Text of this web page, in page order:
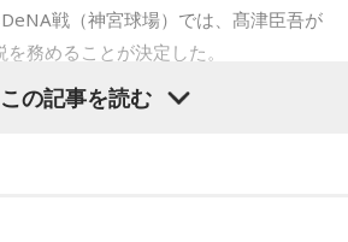
したたかな悪魔」
の存在」を暗示しています。あなたは
何よりまず自分を守り抜く、利己的な
戦（神宮球場）では、髙津臣吾が
務めることが決定した。
この記事を読む